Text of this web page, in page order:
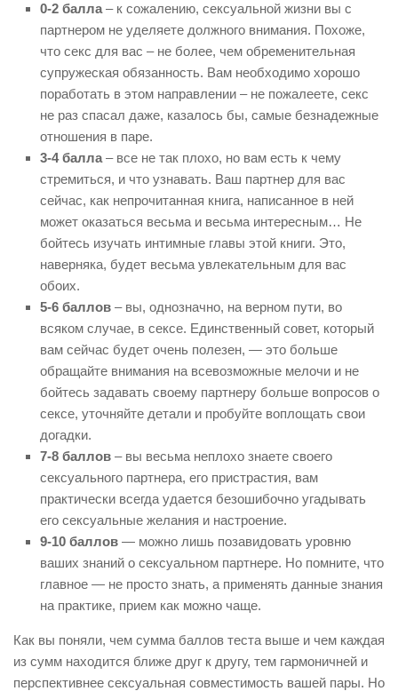
0-2 балла – к сожалению, сексуальной жизни вы с
партнером не уделяете должного внимания. Похоже,
что секс для вас – не более, чем обременительная
супружеская обязанность. Вам необходимо хорошо
поработать в этом направлении – не пожалеете, секс
не раз спасал даже, казалось бы, самые безнадежные
отношения в паре.
3-4 балла – все не так плохо, но вам есть к чему
стремиться, и что узнавать. Ваш партнер для вас
сейчас, как непрочитанная книга, написанное в ней
может оказаться весьма и весьма интересным… Не
бойтесь изучать интимные главы этой книги. Это,
наверняка, будет весьма увлекательным для вас
обоих.
5-6 баллов – вы, однозначно, на верном пути, во
всяком случае, в сексе. Единственный совет, который
вам сейчас будет очень полезен, — это больше
обращайте внимания на всевозможные мелочи и не
бойтесь задавать своему партнеру больше вопросов о
сексе, уточняйте детали и пробуйте воплощать свои
догадки.
7-8 баллов – вы весьма неплохо знаете своего
сексуального партнера, его пристрастия, вам
практически всегда удается безошибочно угадывать
его сексуальные желания и настроение.
9-10 баллов — можно лишь позавидовать уровню
ваших знаний о сексуальном партнере. Но помните, что
главное — не просто знать, а применять данные знания
на практике, прием как можно чаще.
Как вы поняли, чем сумма баллов теста выше и чем каждая
из сумм находится ближе друг к другу, тем гармоничней и
перспективнее сексуальная совместимость вашей пары. Но